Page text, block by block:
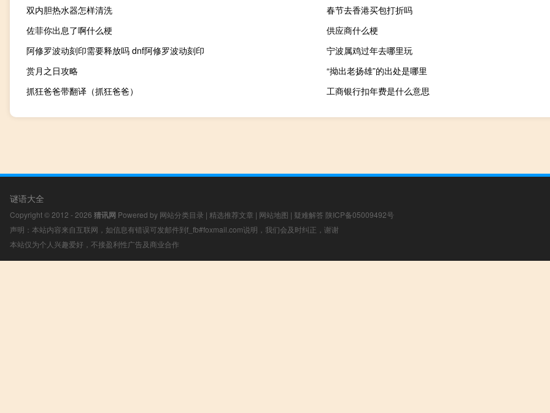
双内胆热水器怎样清洗
春节去香港买包打折吗
佐菲你出息了啊什么梗
供应商什么梗
阿修罗波动刻印需要释放吗 dnf阿修罗波动刻印
宁波属鸡过年去哪里玩
赏月之日攻略
“拗出老扬雄”的出处是哪里
抓狂爸爸带翻译（抓狂爸爸）
工商银行扣年费是什么意思
谜语大全
Copyright © 2012 - 2026 猜讯网 Powered by 网站分类目录 | 精选推荐文章 | 网站地图 | 疑难解答 陕ICP备05009492号
声明：本站内容来自互联网，如信息有错误可发邮件到f_fb#foxmail.com说明，我们会及时纠正，谢谢
本站仅为个人兴趣爱好，不接盈利性广告及商业合作